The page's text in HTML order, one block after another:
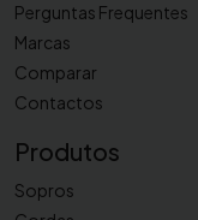
e
t
e
S
b
Perguntas Frequentes
Marcas
Comparar
Contactos
Produtos
Sopros